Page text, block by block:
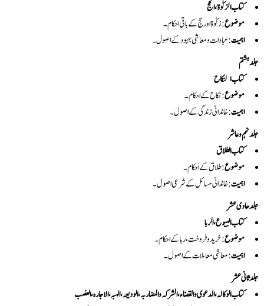
کتاب الزکوٰۃ، الحج
موضوع: زکوٰۃ اور حج کے باقی احکام۔
اہمیت: عبادات و معاشی بہبود کے اصول۔
جلد ہشتم
کتاب النکاح
موضوع: نکاح کے احکام۔
اہمیت: خاندانی زندگی کے اصول۔
جلد نہم و عاشر
کتاب الطلاق
موضوع: طلاق کے احکام۔
اہمیت: خاندانی مسائل کے شرعی اصول۔
جلد حادی عشر
کتاب البیوع، الربا
موضوع: خرید و فروخت، ربا کے احکام۔
اہمیت: معاشی معاملات کے اصول۔
جلد ثانی عشر
کتاب الوکالہ، الدعوى والقضاء، الشرکہ والمضاربہ، الودیعہ، الہبہ، الاجارہ، الغصب